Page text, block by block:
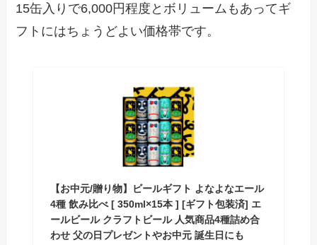
15缶入りで6,000円程度とボリュームもあってギ
フトにはちょうどよい価格帯です。
【お中元/贈り物】ビールギフト よなよなエール
4種 飲み比べ [ 350ml×15本 ] [ギフト包装済] エ
ールビール クラフトビール 人気商品4種詰め合
わせ 父の日プレゼントやお中元 誕生日にも